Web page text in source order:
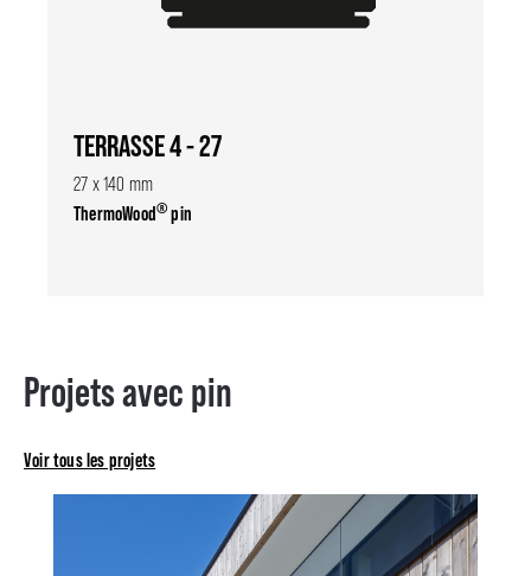
TERRASSE 4 - 27
27 x 140 mm
ThermoWood®pin
Projets avec pin
Voir tous les projets